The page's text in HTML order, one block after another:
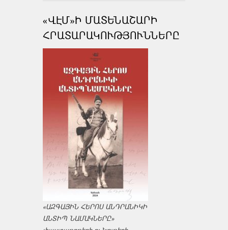
«ՎԷՄ»Ի ՄԱՏԵՆԱՇԱՐԻ
ՀՐԱՏԱՐԱԿՈՒԹՅՈՒՆՆԵՐԸ
«ԱԶԳԱՅԻՆ ՀԵՐՈՍ ԱՆԴՐԱՆԻԿԻ
ԱՆՏԻՊ ՆԱՄԱԿՆԵՐԸ»